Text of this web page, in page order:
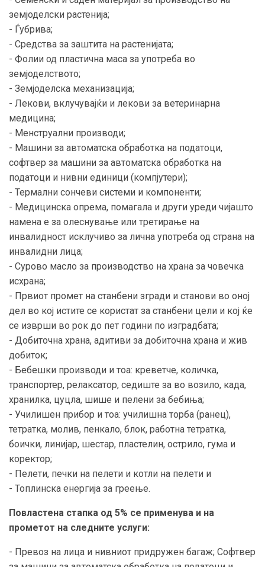
земјоделски растенија;
- Ѓубрива;
- Средства за заштита на растенијата;
- Фолии од пластична маса за употреба во
земјоделството;
- Земјоделска механизација;
- Лекови, вклучувајќи и лекови за ветеринарна
медицина;
- Менструални производи;
- Машини за автоматска обработка на податоци,
софтвер за машини за автоматска обработка на
податоци и нивни единици (компјутери);
- Термални сончеви системи и компоненти;
- Медицинска опрема, помагала и други уреди чијашто
намена е за олеснување или третирање на
инвалидност исклучиво за лична употреба од страна на
инвалидни лица;
- Сурово масло за производство на храна за човечка
исхрана;
- Првиот промет на станбени згради и станови во оној
дел во кој истите се користат за станбени цели и кој ќе
се изврши во рок до пет години по изградбата;
- Добиточна храна, адитиви за добиточна храна и жив
добиток;
- Бебешки производи и тоа: креветче, количка,
транспортер, релаксатор, седиште за во возило, када,
хранилка, цуцла, шише и пелени за бебиња;
- Училишен прибор и тоа: училишна торба (ранец),
тетратка, молив, пенкало, блок, работна тетратка,
боички, линијар, шестар, пластелин, острило, гума и
коректор;
- Пелети, печки на пелети и котли на пелети и
- Топлинска енергија за греење.
Повластена стапка од 5% се применува и на
прометот на следните услуги:
- Превоз на лица и нивниот придружен багаж; Софтвер